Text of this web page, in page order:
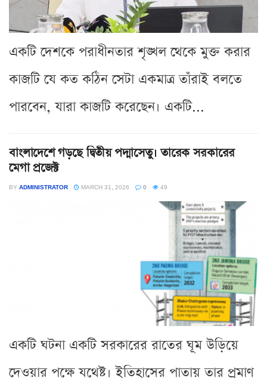
একটি দেশকে পরাধীনতার শৃঙ্খল থেকে মুক্ত করার
কাজটি যে কত কঠিন সেটা একমাত্র তাঁরাই বলতে
পারবেন, যারা কাজটি করেছেন। একটি...
বাংলাদেশে গড়ছে দ্বিতীয় পদ্মাসেতু। তারেক সরকারের
মেগা প্রজেক্ট
BY ADMINISTRATOR MARCH 31, 2026 0 49
একটি ঘটনা একটি সরকারের রাতের ঘূম উড়িয়ে
দেওয়ার পক্ষে যথেষ্ট। ইতিহাসের পাতায় তার প্রমাণ